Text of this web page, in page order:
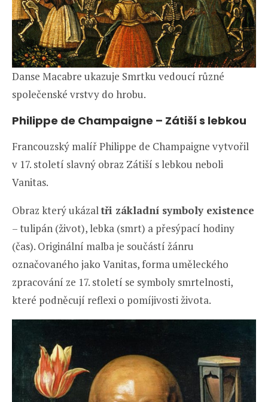
Danse Macabre ukazuje Smrtku vedoucí různé
společenské vrstvy do hrobu.
Philippe de Champaigne – Zátiší s lebkou
Francouzský malíř Philippe de Champaigne vytvořil
v 17. století slavný obraz Zátiší s lebkou neboli
Vanitas.
Obraz který ukázaltři základní symboly existence
– tulipán (život), lebka (smrt) a přesýpací hodiny
(čas). Originální malba je součástí žánru
označovaného jako Vanitas, forma uměleckého
zpracování ze 17. století se symboly smrtelnosti,
které podněcují reflexi o pomíjivosti života.